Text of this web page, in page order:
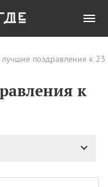
поздравления к
к
Все
«Счастье
(Happiness
Day)